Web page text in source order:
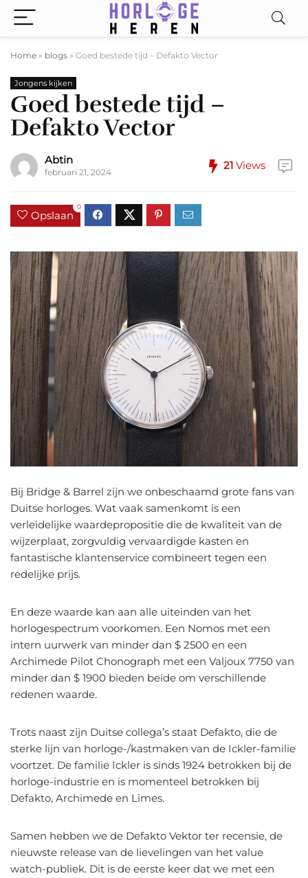
Home » blogs » Goed bestede tijd – Defakto Vector
Jongens kijken
Goed bestede tijd –
Defakto Vector
Abtin
februari 21, 2024
21 Views
Opslaan
0
Bij Bridge & Barrel zijn we onbeschaamd grote fans van
Duitse horloges. Wat vaak samenkomt is een
verleidelijke waardepropositie die de kwaliteit van de
wijzerplaat, zorgvuldig vervaardigde kasten en
fantastische klantenservice combineert tegen een
redelijke prijs.
En deze waarde kan aan alle uiteinden van het
horlogespectrum voorkomen. Een Nomos met een
intern uurwerk van minder dan $ 2500 en een
Archimede Pilot Chonograph met een Valjoux 7750 van
minder dan $ 1900 bieden beide om verschillende
redenen waarde.
Trots naast zijn Duitse collega’s staat Defakto, die de
sterke lijn van horloge-/kastmaken van de Ickler-familie
voortzet. De familie Ickler is sinds 1924 betrokken bij de
horloge-industrie en is momenteel betrokken bij
Defakto, Archimede en Limes.
Samen hebben we de Defakto Vektor ter recensie, de
nieuwste release van de lievelingen van het value
watch-publiek. Dit is de eerste keer dat we met een